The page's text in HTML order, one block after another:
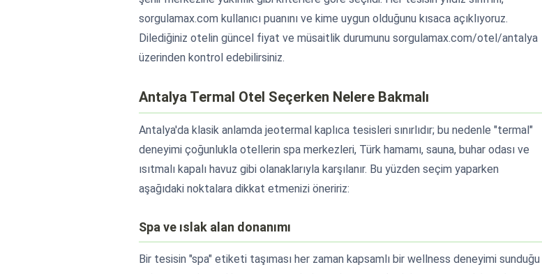
sorgulamax.com kullanıcı puanını ve kime uygun olduğunu kısaca açıklıyoruz.
Dilediğiniz otelin güncel fiyat ve müsaitlik durumunu sorgulamax.com/otel/antalya
üzerinden kontrol edebilirsiniz.
Antalya Termal Otel Seçerken Nelere Bakmalı
Antalya'da klasik anlamda jeotermal kaplıca tesisleri sınırlıdır; bu nedenle "termal"
deneyimi çoğunlukla otellerin spa merkezleri, Türk hamamı, sauna, buhar odası ve
ısıtmalı kapalı havuz gibi olanaklarıyla karşılanır. Bu yüzden seçim yaparken
aşağıdaki noktalara dikkat etmenizi öneririz:
Spa ve ıslak alan donanımı
Bir tesisin "spa" etiketi taşıması her zaman kapsamlı bir wellness deneyimi sunduğu